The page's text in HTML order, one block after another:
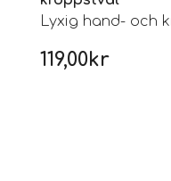
Lyxig hand- och
119,00kr